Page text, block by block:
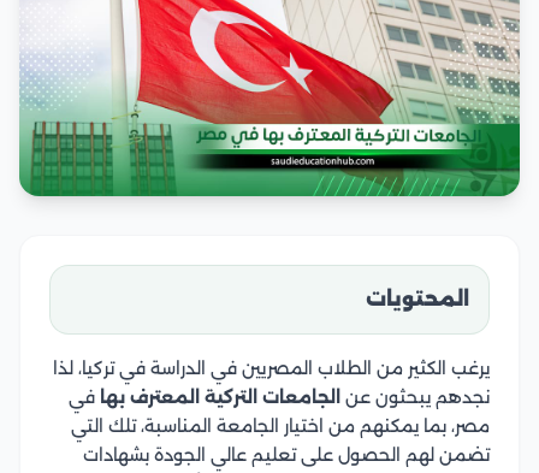
المحتويات
يرغب الكثير من الطلاب المصريين في الدراسة في تركيا، لذا
نجدهم يبحثون عن الجامعات التركية المعترف بها في
مصر، بما يمكنهم من اختيار الجامعة المناسبة، تلك التي
تضمن لهم الحصول على تعليم عالي الجودة بشهادات